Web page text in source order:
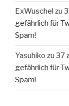
ExWuschel zu
gefährlich für
Spam!
Yasuhiko zu 37
gefährlich für
Spam!